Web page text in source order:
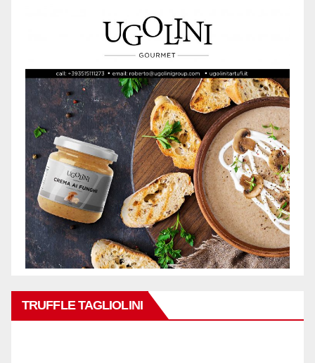
TRUFFLE TAGLIOLINI